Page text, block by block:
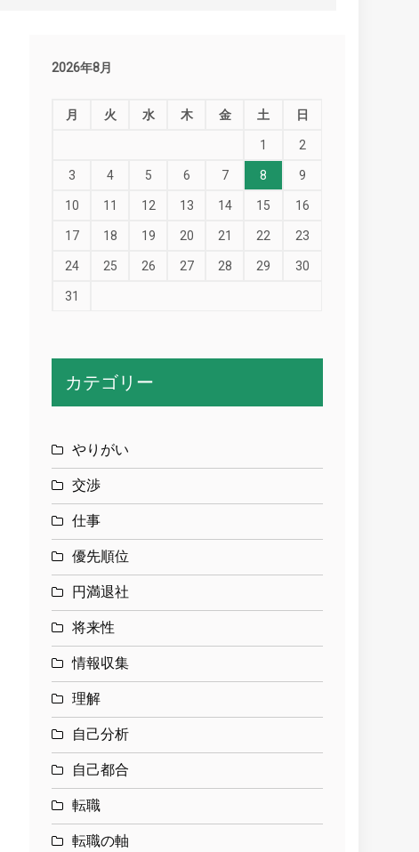
2026年8月
月 火 水 木 金 土 日
1 2
3 4 5 6 7 8 9
10 11 12 13 14 15 16
17 18 19 20 21 22 23
24 25 26 27 28 29 30
31
カテゴリー
やりがい
交渉
仕事
優先順位
円満退社
将来性
情報収集
理解
自己分析
自己都合
転職
転職の軸